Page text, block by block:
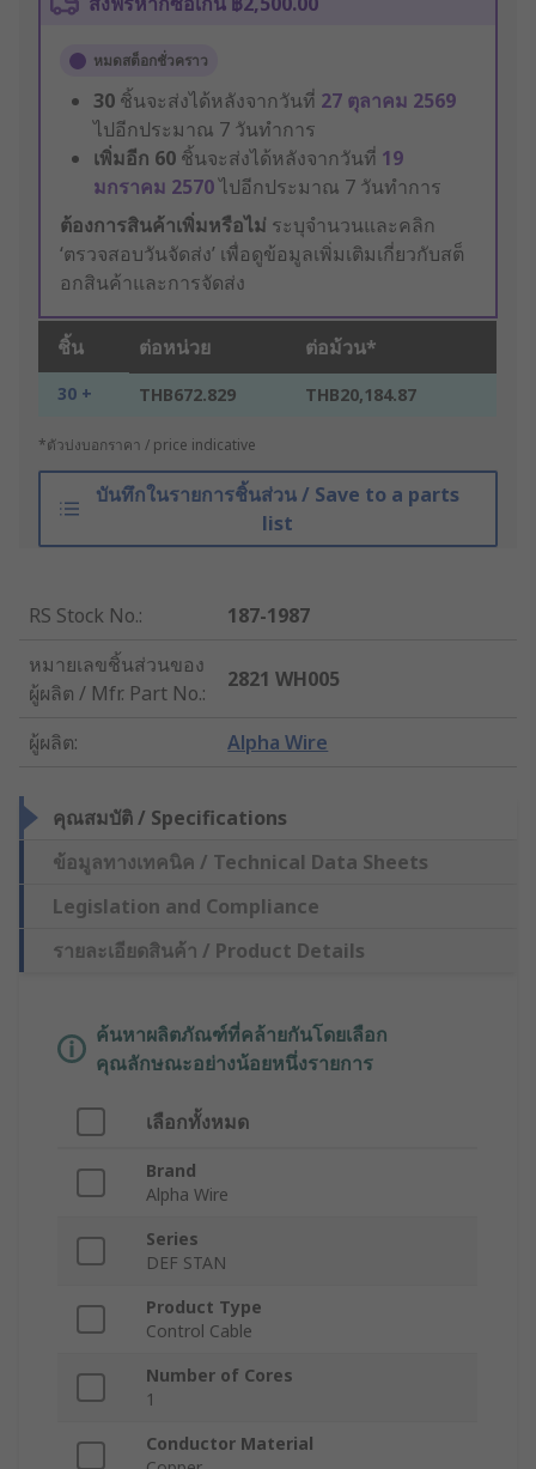
หมดสต็อกชั่วคราว
30 ชิ้นจะส่งได้หลังจากวันที่ 27 ตุลาคม 2569
ไปอีกประมาณ 7 วันทำการ
เพิ่มอีก 60 ชิ้นจะส่งได้หลังจากวันที่ 19
มกราคม 2570ไปอีกประมาณ 7 วันทำการ
ต้องการสินค้าเพิ่มหรือไม่ ระบุจำนวนและคลิก
‘ตรวจสอบวันจัดส่ง’ เพื่อดูข้อมูลเพิ่มเติมเกี่ยวกับสต็
อกสินค้าและการจัดส่ง
ชิ้น ต่อหน่วย ต่อม้วน*
30 + THB672.829 THB20,184.87
*ตัวบ่งบอกราคา / price indicative
บันทึกในรายการชิ้นส่วน / Save to a parts
list
RS Stock No.:
187-1987
หมายเลขชิ้นส่วนของ
ผู้ผลิต / Mfr. Part No.:
2821 WH005
ผู้ผลิต: Alpha Wire
คุณสมบัติ / Specifications
ข้อมูลทางเทคนิค / Technical Data Sheets
Legislation and Compliance
รายละเอียดสินค้า / Product Details
ค้นหาผลิตภัณฑ์ที่คล้ายกันโดยเลือก
คุณลักษณะอย่างน้อยหนึ่งรายการ
เลือกทั้งหมด
Brand
Alpha Wire
Series
DEF STAN
Product Type
Control Cable
Number of Cores
1
Conductor Material